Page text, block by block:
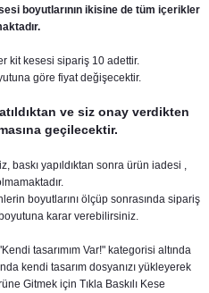
Veda Bride Partisi Balon Süsleme Rose
260,00 TL
boyutlarının ikisine de tüm içerikler
kit kesesi sipariş 10 adettir.
göre fiyat değişecektir.
ve siz onay verdikten
geçilecektir.
baskı yapıldıktan sonra ürün iadesi ,
boyutlarını ölçüp sonrasında sipariş
karar verebilirsiniz.
tasarımım Var!" kategorisi altında
kendi tasarım dosyanızı yükleyerek
Gitmek için Tıkla Baskılı Kese